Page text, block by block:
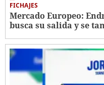
FICHAJES
Mercado Europeo:
busca su salida y se